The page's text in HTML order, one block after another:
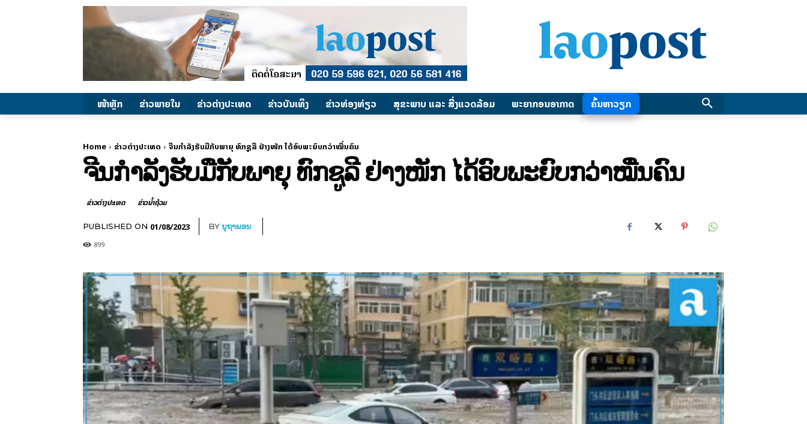
ໜ້າຫຼັກ ຂ່າວພາຍ​ໃນ ຂ່າວຕ່າງປະເທດ ​ຂ່າວບັນເທິງ ​ຂ່າວທ່ອງທ່ຽວ ສຸຂະພາບ ແລະ ສີ່ງແວດລ້ອມ ພະຍາກອນອາກາດ ຄົ້ນຫາວຽກ
Home ຂ່າວຕ່າງປະເທດ ຈີນກຳລັງຮັບມືກັບພາຍຸ ທົກຊູລີ ຢ່າງໜັກ ໄດ້ອົບພະຍົບກວ່າໝື່ນຄົນ
ຈີນກຳລັງຮັບມືກັບພາຍຸ ທົກຊູລີ ຢ່າງໜັກ ໄດ້ອົບພະຍົບກວ່າໝື່ນຄົນ
ຂ່າວຕ່າງປະເທດ ຂ່າວນໍ້າຖ້ວມ
PUBLISHED ON 01/08/2023 BYນຸຖາພອນ
899